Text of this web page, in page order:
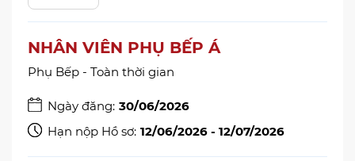
NHÂN VIÊN PHỤ BẾP Á
Phụ Bếp - Toàn thời gian
Ngày đăng: 30/06/2026
Hạn nộp Hồ sơ: 12/06/2026 - 12/07/2026